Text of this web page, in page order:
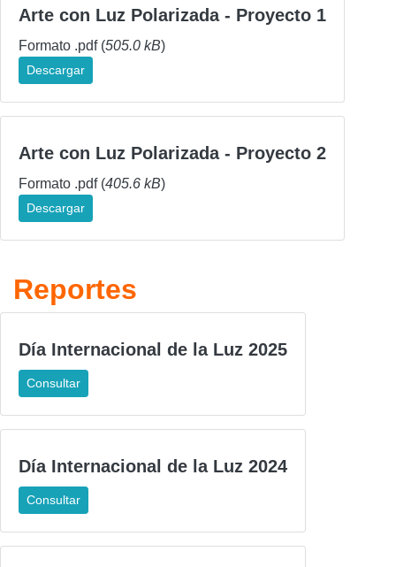
Arte con Luz Polarizada - Proyecto 1
Formato .pdf (505.0 kB)
Descargar
Arte con Luz Polarizada - Proyecto 2
Formato .pdf (405.6 kB)
Descargar
Reportes
Día Internacional de la Luz 2025
Consultar
Día Internacional de la Luz 2024
Consultar